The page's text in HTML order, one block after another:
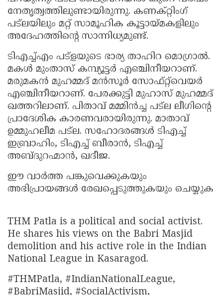
നേതൃത്വത്തിലുണ്ടായിരുന്നു. കണക്റ്റിംഗ്
പട്ലയിലും മറ്റ് സാമൂഹിക കൂട്ടായ്മകളിലും
അദേഹത്തിന്റെ സാന്നിധ്യമുണ്ട്.
ടിഎച്ച്എം പട്‌ളയുടെ ഭാര്യ താഹിറ മൊഗ്രാൽ.
മകൾ മുംതാസ് കമ്പ്യൂട്ടർ എഞ്ചിനീയറാണ്.
മരുമകൻ മുഹമ്മദ് മൻസൂർ സോഫ്റ്റ്‌വെയർ
എഞ്ചിനീയറാണ്. പേരക്കുട്ടി മുഹാസ് മുഹമ്മദ്
ഖത്തറിലാണ്. പിതാവ് മമ്മിൻച്ച പട്ല ലീഗിന്റെ
പ്രാദേശിക കാരണവരായിരുന്നു. മാതാവ്
ഉമ്മുഹലീമ പട്ല. സഹോദരങ്ങൾ ടിഎച്ച്
ഇബ്രാഹിം, ടിഎച്ച് ബീരാൻ, ടിഎച്ച്
അബ്ദുറഹ്മാൻ, ഖദീജ.
ഈ വാർത്ത പങ്കുവെക്കുകയും
അഭിപ്രായങ്ങൾ രേഖപ്പെടുത്തുകയും ചെയ്യുക
THM Patla is a political and social activist.
He shares his views on the Babri Masjid
demolition and his active role in the Indian
National League in Kasaragod.
#THMPatla, #IndianNationalLeague,
#BabriMasjid, #SocialActivism,